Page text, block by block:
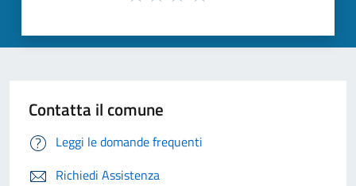
Contatta il comune
Leggi le domande frequenti
Richiedi Assistenza